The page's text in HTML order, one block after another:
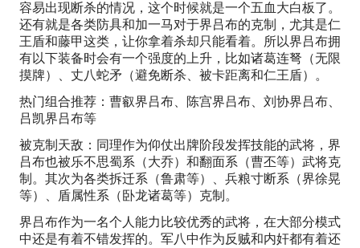
容易出现断杀的情况，这个时候就是一个五血大白板了。
还有就是各类防具和加一马对于界吕布的克制，尤其是仁
王盾和藤甲这类，让你拿着杀却只能看着。所以界吕布拥
有以下装备时会有一个强度的上升，比如诸葛连弩（无限
摸牌）、丈八蛇矛（避免断杀、被卡距离和仁王盾）。
热门组合推荐：曹叡界吕布、陈宫界吕布、刘协界吕布、
吕凯界吕布等
被克制天敌：同理作为仰仗出牌阶段发挥技能的武将，界
吕布也被乐不思蜀系（大乔）和翻面系（曹丕等）武将克
制。其次为各类拆迁系（鲁肃等）、兵粮寸断系（界徐晃
等）、盾属性系（卧龙诸葛等）克制。
界吕布作为一名个人能力比较优秀的武将，在大部分模式
中还是有着不错发挥的。军八中作为反贼和内奸都有着还